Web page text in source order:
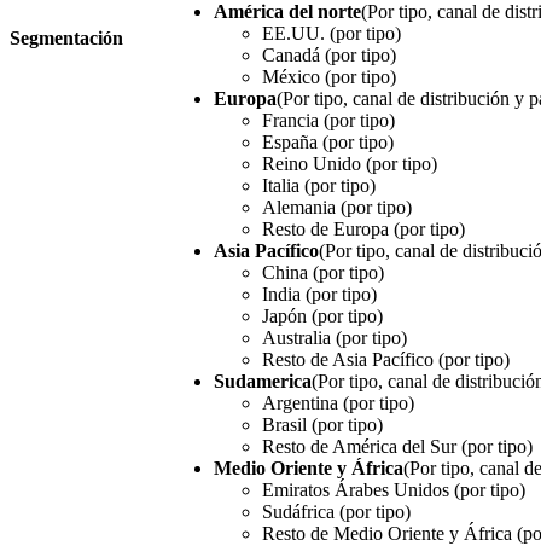
Segmentación
América del norte(Por tipo, canal de
EE.UU. (por tipo)
Canadá (por tipo)
México (por tipo)
Europa(Por tipo, canal de distribución y
Francia (por tipo)
España (por tipo)
Reino Unido (por tipo)
Italia (por tipo)
Alemania (por tipo)
Resto de Europa (por tipo)
Asia Pacífico(Por tipo, canal de
China (por tipo)
India (por tipo)
Japón (por tipo)
Australia (por tipo)
Resto de Asia Pacífico (por tipo)
Sudamerica(Por tipo, canal de
Argentina (por tipo)
Brasil (por tipo)
Resto de América del Sur (por tipo)
Medio Oriente y África(Por tipo, canal
Emiratos Árabes Unidos (por tipo)
Sudáfrica (por tipo)
Resto de Medio Oriente y África